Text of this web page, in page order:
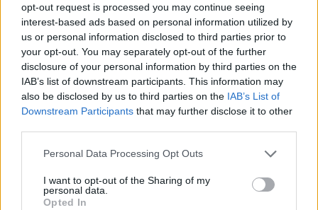
opt-out request is processed you may continue seeing
interest-based ads based on personal information utilized by
us or personal information disclosed to third parties prior to
your opt-out. You may separately opt-out of the further
disclosure of your personal information by third parties on the
IAB’s list of downstream participants. This information may
also be disclosed by us to third parties on the IAB’s List of
Downstream Participants that may further disclose it to other
Personal Data Processing Opt Outs
I want to opt-out of the Sharing of my
personal data.
Opted In
javított a tavalyi év hasonló időszakához képest,
igaz azt még a Vodafone konszolidálása sújotta.
Most a Vodafone pénzügyi befektetésként
szerepel a mérlegben. Az idei év második
negyedévét segítette az AM-IT értékesítése.
A legnagyobb pozitívum, hogy a cég 9.3%-kal növelte
árbevételét. Az idei évet a szervezet karcsúsítása mellett
dinamikusabb felső sor is jellemzi az
negyedévet megtisztítjuk a Vodafone negatív hatásától,
úgy az eredményjavulás mértéke kisebb. Összességében